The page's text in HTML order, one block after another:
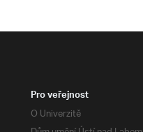
Pro veřejnost
O Univerzitě